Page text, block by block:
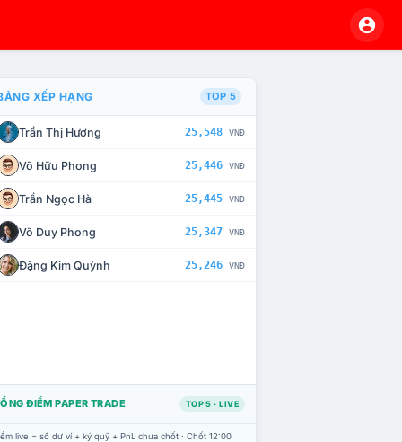
CHẾ TÀI XỬ LÝ VI PHẠM
XẾP HẠNG TOP 5
Trần Thị Hương 25,548 VNĐ
Võ Hữu Phong 25,446 VNĐ
Trần Ngọc Hà 25,445 VNĐ
Võ Duy Phong 25,347 VNĐ
Đặng Kim Quỳnh 25,246 VNĐ
ĐIỂM PAPER TRADE TOP 5 · LIVE
live = số dư ví + ký quỹ + PnL chưa chốt · Chốt 12:00